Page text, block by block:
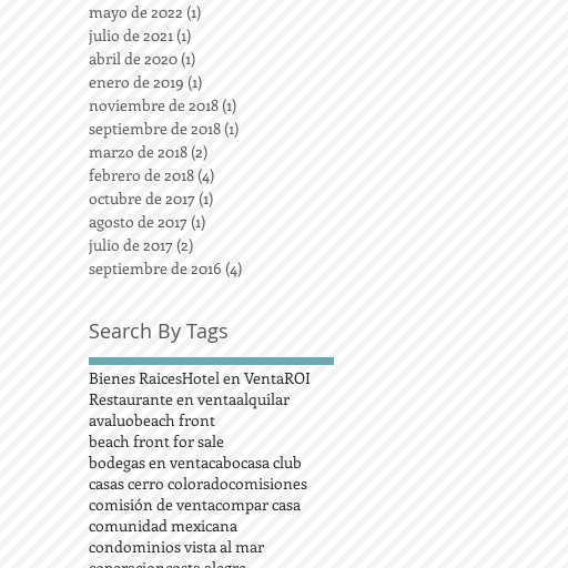
mayo de 2022 (1)
julio de 2021(1)
abril de 2020(1)
enero de 2019 (1)
noviembre de 2018 (1)
septiembre de 2018(1)
marzo de 2018 (2)
febrero de 2018(4)
octubre de 2017 (1)
agosto de 2017 (1)
julio de 2017(2)
septiembre de 2016 (4)
Search By Tags
Bienes RaicesHotel en VentaROI
Restaurante en ventaalquilar
avaluobeach front
beach front for sale
bodegas en ventacabocasa club
casas cerro coloradocomisiones
comisión de ventacompar casa
comunidad mexicana
condominios vista al mar